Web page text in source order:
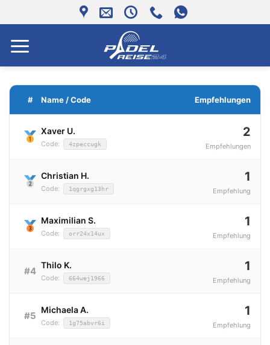
Inhalt
springen
# Name / Code Empfehlungen
Xaver U.
Code: 4zpeccugk
2
Empfehlungen
Christian H.
Code: 1qgrgxg13hr
1
Empfehlung
Maximilian S.
Code: orr24x14ux
1
Empfehlung
#4 Thilo K.
Code: 664wej1966
1
Empfehlung
#5 Michaela A.
Code: 1g75abvr6i
1
Empfehlung